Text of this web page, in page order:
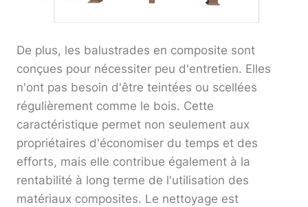
De plus, les balustrades en composite sont
conçues pour nécessiter peu d'entretien. Elles
n'ont pas besoin d'être teintées ou scellées
régulièrement comme le bois. Cette
caractéristique permet non seulement aux
propriétaires d'économiser du temps et des
efforts, mais elle contribue également à la
rentabilité à long terme de l'utilisation des
matériaux composites. Le nettoyage est